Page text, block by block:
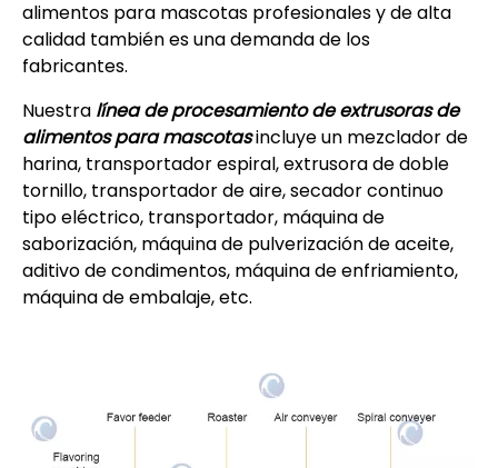
alimentos para mascotas profesionales y de alta
calidad también es una demanda de los
fabricantes.
Nuestra línea de procesamiento de extrusoras de
alimentos para mascotasincluye un mezclador de
harina, transportador espiral, extrusora de doble
tornillo, transportador de aire, secador continuo
tipo eléctrico, transportador, máquina de
saborización, máquina de pulverización de aceite,
aditivo de condimentos, máquina de enfriamiento,
máquina de embalaje, etc.